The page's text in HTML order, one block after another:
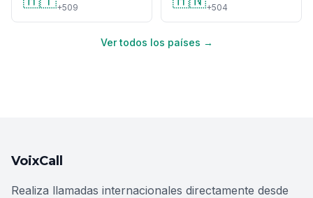
+509 +504
Ver todos los países →
VoixCall
Realiza llamadas internacionales directamente desde